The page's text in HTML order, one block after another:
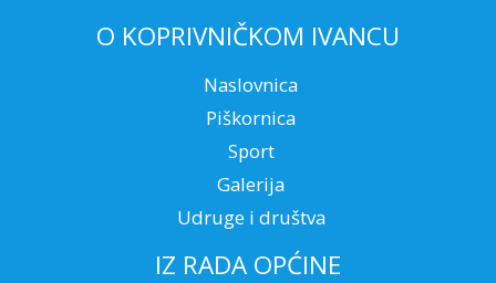
O KOPRIVNIČKOM IVANCU
Naslovnica
Piškornica
Sport
Galerija
Udruge i društva
IZ RADA OPĆINE